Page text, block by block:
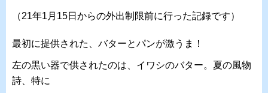
（21年1月15日からの外出制限前に行った記録です）
最初に提供された、バターとパンが激うま！
左の黒い器で供されたのは、イワシのバター。夏の風物
詩、特に